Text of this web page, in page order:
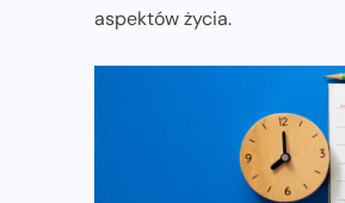
aspektów życia.